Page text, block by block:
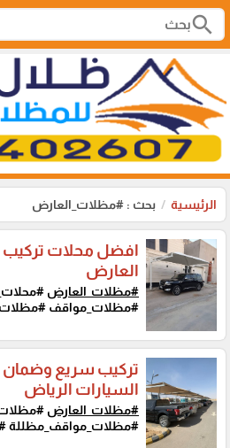
search
الرئيسية بحث : #مظلات_العارض
افضل محلات
العارض
#مظلات_العارض
#مظلات_مواقف
تركيب سريع
السيارات الرياض
#مظلات_العارض
#مظلات_مواقف_مظللة